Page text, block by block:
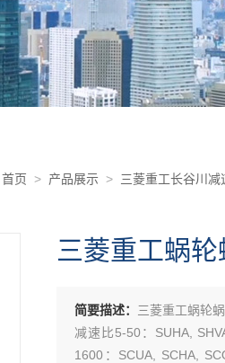
首页 > 产品展示 > 三菱重工长谷川减
三菱重工蜗
简要描述： 三菱重工蜗轮
减速比5-50：SUHA,
1600：SCUA, SCHA,